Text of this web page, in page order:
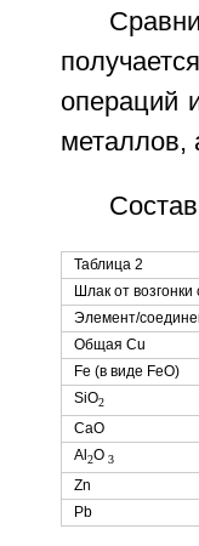
операций
металлов,
Таблица 2
Шлак от возгонки
Элемент/
Общая Сu
Fe (в виде FeO)
SiO2
СаО
Аl 2O3
Zn
Рb